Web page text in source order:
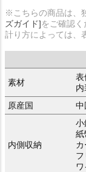
※こちらの商品は、
ズガイド]をご確認く
計り方によっては、
素材
表
原産国
中
内側収納
小
紙